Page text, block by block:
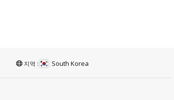
지역 : South Korea